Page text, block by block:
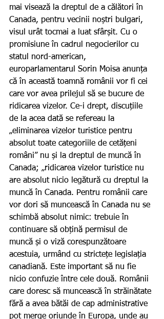
mai visează la dreptul de a călători în
Canada, pentru vecinii noștri bulgari,
visul urât tocmai a luat sfârșit. Cu o
promisiune în cadrul negocierilor cu
statul nord-american,
europarlamentarul Sorin Moisa anunța
că în această toamnă românii vor fi cei
care vor avea prilejul să se bucure de
ridicarea vizelor. Ce-i drept, discuțiile
de la acea dată se refereau la
„eliminarea vizelor turistice pentru
absolut toate categoriile de cetățeni
români” nu și la dreptul de muncă în
Canada; „ridicarea vizelor turistice nu
are absolut nicio legătură cu dreptul la
muncă în Canada. Pentru românii care
vor dori să muncească în Canada nu se
schimbă absolut nimic: trebuie în
continuare să obțină permisul de
muncă și o viză corespunzătoare
acestuia, urmând cu strictețe legislația
canadiană. Este important să nu fie
nicio confuzie între cele două. Românii
care doresc să muncească în străinătate
fără a avea bătăi de cap administrative
pot merge oriunde în Europa, unde au